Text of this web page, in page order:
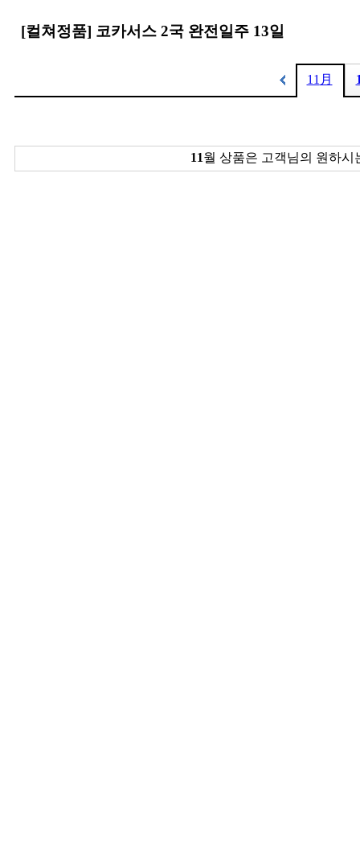
[컬쳐정품] 코카서스 2국 완전일주 13일
11 月
11월 상품은 고객님의 원하